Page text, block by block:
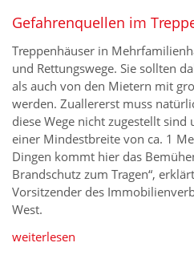
Gefahrenquellen im
Treppenhäuser in
und Rettungswege. Sie sollten
als auch von den Mietern mit
werden. Zuallererst muss
diese Wege nicht zugestellt sind
einer Mindestbreite von ca. 1
Dingen kommt hier das
Brandschutz zum Tragen“,
Vorsitzender des
West.
weiterlesen